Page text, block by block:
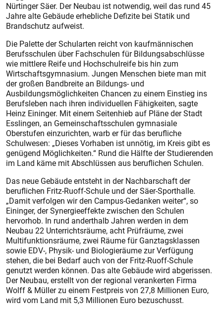
Nürtinger Säer. Der Neubau ist notwendig, weil das rund 45
Jahre alte Gebäude erhebliche Defizite bei Statik und
Brandschutz aufweist.
Die Palette der Schularten reicht von kaufmännischen
Berufsschulen über Fachschulen für Bildungsabschlüsse
wie mittlere Reife und Hochschulreife bis hin zum
Wirtschaftsgymnasium. Jungen Menschen biete man mit
der großen Bandbreite an Bildungs- und
Ausbildungsmöglichkeiten Chancen zu einem Einstieg ins
Berufsleben nach ihren individuellen Fähigkeiten, sagte
Heinz Eininger. Mit einem Seitenhieb auf Pläne der Stadt
Esslingen, an Gemeinschaftsschulen gymnasiale
Oberstufen einzurichten, warb er für das berufliche
Schulwesen: „Dieses Vorhaben ist unnötig, im Kreis gibt es
genügend Möglichkeiten.“ Rund die Hälfte der Studierenden
im Land käme mit Abschlüssen aus beruflichen Schulen.
Das neue Gebäude entsteht in der Nachbarschaft der
beruflichen Fritz-Ruoff-Schule und der Säer-Sporthalle.
„Damit verfolgen wir den Campus-Gedanken weiter“, so
Eininger, der Synergieeffekte zwischen den Schulen
hervorhob. In rund anderthalb Jahren werden in dem
Neubau 22 Unterrichtsräume, acht Prüfräume, zwei
Multifunktionsräume, zwei Räume für Ganztagsklassen
sowie EDV-, Physik- und Biologieräume zur Verfügung
stehen, die bei Bedarf auch von der Fritz-Ruoff-Schule
genutzt werden können. Das alte Gebäude wird abgerissen.
Der Neubau, erstellt von der regional verankerten Firma
Wolff & Müller zu einem Festpreis von 27,8 Millionen Euro,
wird vom Land mit 5,3 Millionen Euro bezuschusst.